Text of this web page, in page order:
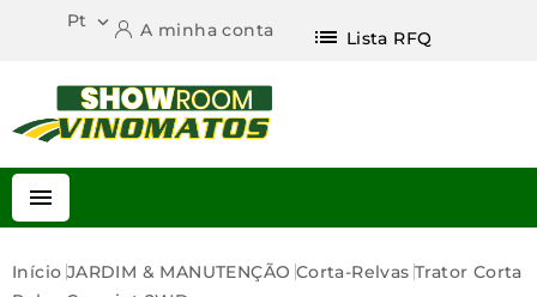
Pt  A minha conta list Lista RFQ

Início JARDIM & MANUTENÇÃO Corta-Relvas Trator Corta